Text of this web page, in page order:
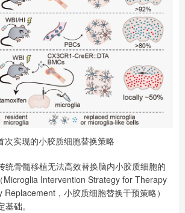
次实现的小胶质细胞替换策略
统骨髓移植无法高效替换脑内小胶质细胞的
Microglia Intervention Strategy for Therapy
，小胶质细胞替换干预策略）
础。